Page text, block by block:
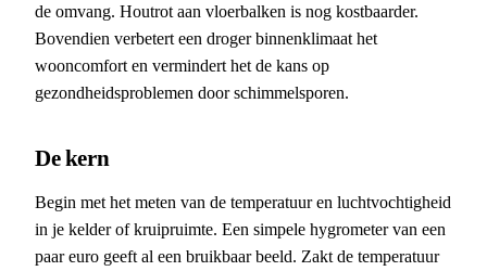
de omvang. Houtrot aan vloerbalken is nog kostbaarder.
Bovendien verbetert een droger binnenklimaat het
wooncomfort en vermindert het de kans op
gezondheidsproblemen door schimmelsporen.
De kern
Begin met het meten van de temperatuur en luchtvochtigheid
in je kelder of kruipruimte. Een simpele hygrometer van een
paar euro geeft al een bruikbaar beeld. Zakt de temperatuur